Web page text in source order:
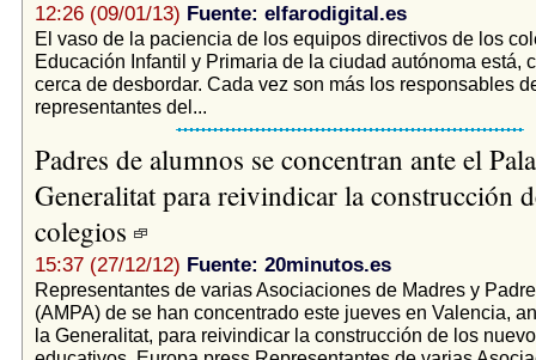
12:26 (09/01/13) Fuente: elfarodigital.es
El vaso de la paciencia de los equipos directivos de los
Educación Infantil y Primaria de la ciudad autónoma está,
cerca de desbordar. Cada vez son más los responsables
representantes del...
Padres de alumnos se concentran ante el
Generalitat para reivindicar la construcción
colegios
15:37 (27/12/12) Fuente: 20minutos.es
Representantes de varias Asociaciones de Madres y
(AMPA) de se han concentrado este jueves en Valencia,
la Generalitat, para reivindicar la construcción de los